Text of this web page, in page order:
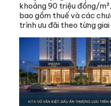
khoảng 90 triệu đồng/
bao gồm thuế và các
trình ưu đãi theo từng giai